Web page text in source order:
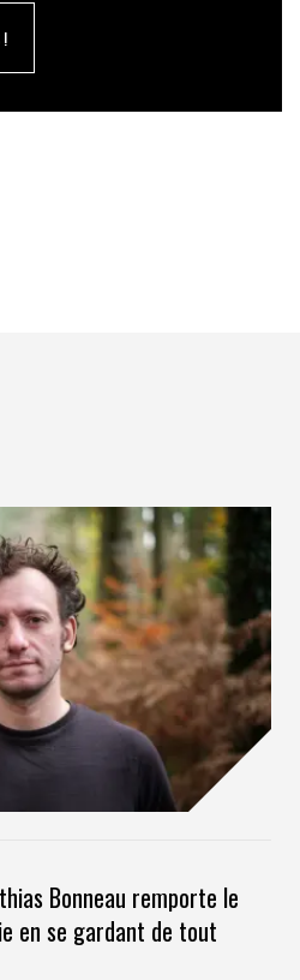
!
Bonneau remporte le
en se gardant de tout